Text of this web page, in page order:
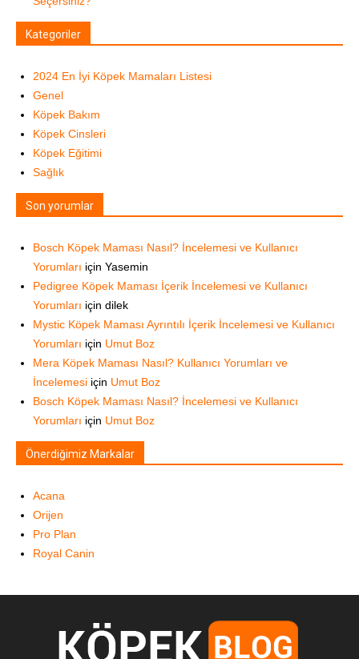
Kategoriler
2024 En İyi Köpek Mamaları Listesi
Genel
Köpek Bakım
Köpek Cinsleri
Köpek Eğitimi
Sağlık
Son yorumlar
Bosch Köpek Maması Nasıl? İncelemesi ve Kullanıcı
Yorumları için Yasemin
Pedigree Köpek Maması İçerik İncelemesi ve Kullanıcı
Yorumları için dilek
Mystic Köpek Maması Ayrıntılı İçerik İncelemesi ve Kullanıcı
Yorumları için Umut Boz
Mera Köpek Maması Nasıl? Kullanıcı Yorumları ve
İncelemesi için Umut Boz
Bosch Köpek Maması Nasıl? İncelemesi ve Kullanıcı
Yorumları için Umut Boz
Önerdiğimiz Markalar
Acana
Orijen
Pro Plan
Royal Canin